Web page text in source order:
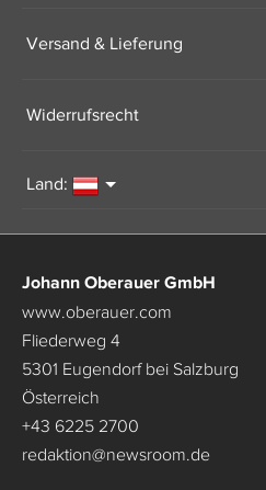
Versand & Lieferung
Widerrufsrecht
Land:
Johann Oberauer GmbH
www.oberauer.com
Fliederweg 4
5301 Eugendorf bei Salzburg
Österreich
+43 6225 2700
redaktion@newsroom.de